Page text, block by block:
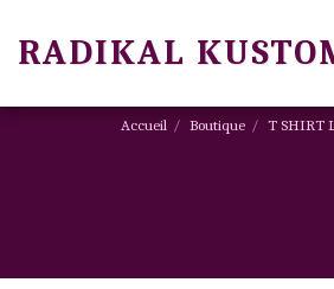
RADIKAL
Accueil Boutique T SHIRT